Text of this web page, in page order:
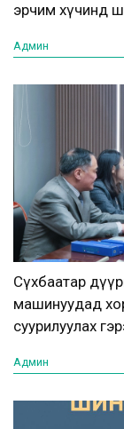
эрчим хүчинд
Админ
Сүхбаатар
машинуудад
суурилуулах
Админ